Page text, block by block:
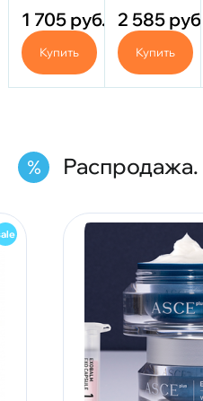
(Трегалоза)
1 705 руб.
Купить
токсина)
3,5 мл
2 585 руб.
Купить
Распродажа.